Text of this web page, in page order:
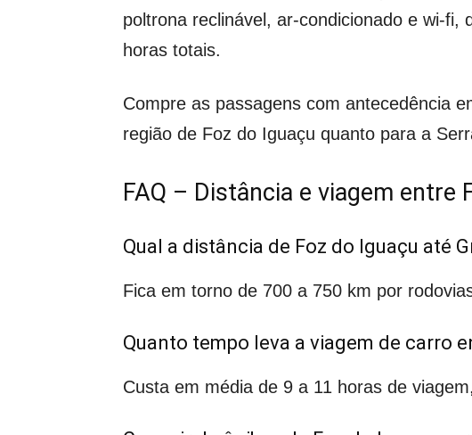
poltrona reclinável, ar-condicionado e wi-
horas totais.
Compre as passagens com antecedência
região de Foz do Iguaçu quanto para a
FAQ – Distância e viagem entre
Qual a distância de Foz do Iguaçu até
Fica em torno de 700 a 750 km por
Quanto tempo leva a viagem de carro
Custa em média de 9 a 11 horas de